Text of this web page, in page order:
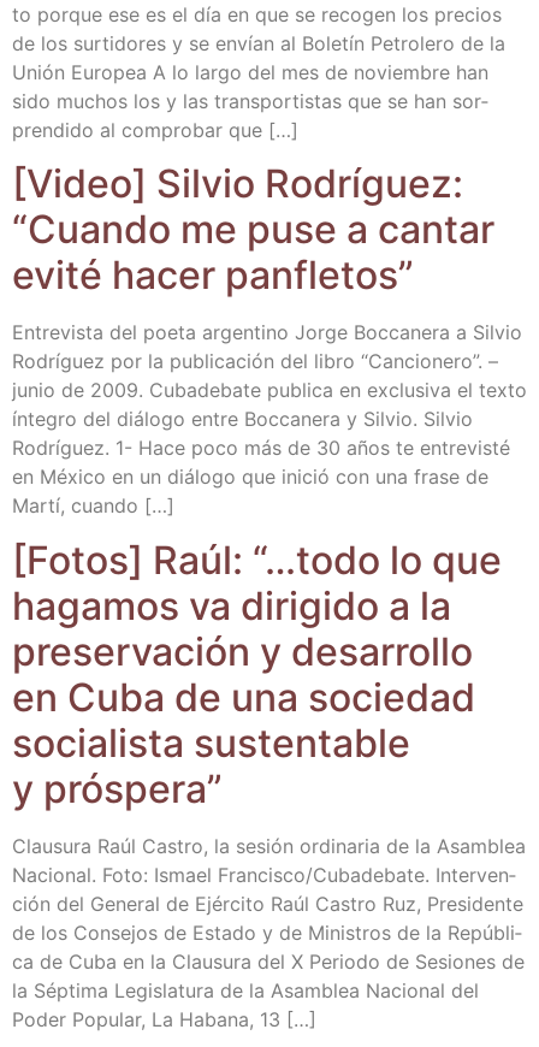
to por­que ese es el día en que se reco­gen los pre­cios
de los sur­ti­do­res y se envían al Bole­tín Petro­le­ro de la
Unión Euro­pea A lo lar­go del mes de noviem­bre han
sido muchos los y las trans­por­tis­tas que se han sor­
pren­di­do al com­pro­bar que […]
[Video] Sil­vio Rodrí­guez:
“Cuan­do me puse a can­tar
evi­té hacer panfletos”
Entre­vis­ta del poe­ta argen­tino Jor­ge Boc­ca­ne­ra a Sil­vio
Rodrí­guez por la publi­ca­ción del libro “Can­cio­ne­ro”. –
junio de 2009. Cuba­de­ba­te publi­ca en exclu­si­va el tex­to
ínte­gro del diá­lo­go entre Boc­ca­ne­ra y Sil­vio. Sil­vio
Rodrí­guez. 1- Hace poco más de 30 años te entre­vis­té
en Méxi­co en un diá­lo­go que ini­ció con una fra­se de
Mar­tí, cuando […]
[Fotos] Raúl: “…todo lo que
haga­mos va diri­gi­do a la
pre­ser­va­ción y desa­rro­llo
en Cuba de una socie­dad
socia­lis­ta sus­ten­ta­ble
y próspera”
Clau­su­ra Raúl Cas­tro, la sesión ordi­na­ria de la Asam­blea
Nacio­nal. Foto: Ismael Francisco/​Cubadebate. Inter­ven­
ción del Gene­ral de Ejér­ci­to Raúl Cas­tro Ruz, Pre­si­den­te
de los Con­se­jos de Esta­do y de Minis­tros de la Repú­bli­
ca de Cuba en la Clau­su­ra del X Perio­do de Sesio­nes de
la Sép­ti­ma Legis­la­tu­ra de la Asam­blea Nacio­nal del
Poder Popu­lar, La Haba­na, 13 […]